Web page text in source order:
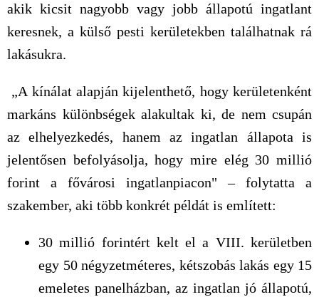
akik kicsit nagyobb vagy jobb állapotú ingatlant
keresnek, a külső pesti kerületekben találhatnak rá
lakásukra.
„A kínálat alapján kijelenthető, hogy kerületenként
markáns különbségek alakultak ki, de nem csupán
az elhelyezkedés, hanem az ingatlan állapota is
jelentősen befolyásolja, hogy mire elég 30 millió
forint a fővárosi ingatlanpiacon" – folytatta a
szakember, aki több konkrét példát is említett:
30 millió forintért kelt el a VIII. kerületben
egy 50 négyzetméteres, kétszobás lakás egy 15
emeletes panelházban, az ingatlan jó állapotú,